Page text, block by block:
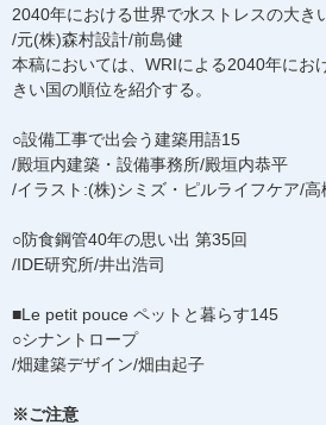
2040年における世界で水ストレスの大き
/元(株)森村設計/前島健
本稿においては、WRIによる2040年にお
きい国の順位を紹介する。
○設備工事で出会う建築用語15
/殿垣内建築・設備事務所/殿垣内恭平
/イラスト:(株)シミズ・ピルライフケア/高
○防食鋼管40年の思い出 第35回
/IDE研究所/井出浩司
■Le petit pouce ペットと暮らす145
○シナントロープ
/畑建築デザイン/畑由起子
※ご注意